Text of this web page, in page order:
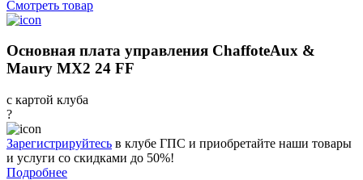
Смотреть товар
Основная плата управления ChaffoteAux &
Maury MX2 24 FF
с картой клуба
?
Зарегистрируйтесь в клубе ГПС и приобретайте наши товары
и услуги со скидками до 50%!
Подробнее